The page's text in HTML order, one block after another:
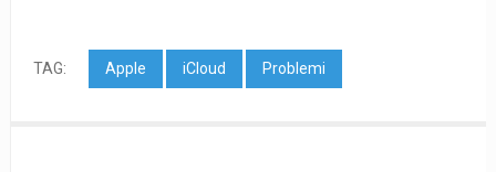
TAG: Apple iCloud Problemi